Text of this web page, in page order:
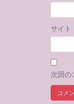
サイト
次回の